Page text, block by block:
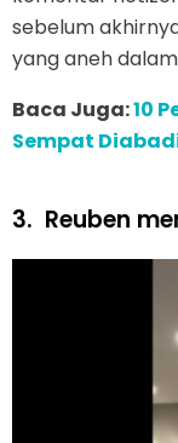
sebelum
yang aneh
Baca Juga:10
Sempat
3. Reuben